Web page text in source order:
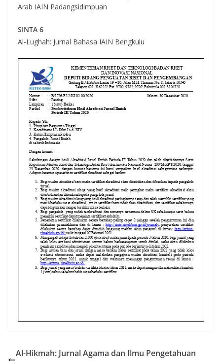
Arab IAIN Padangsidimpuan
SINTA 6
Al-Lughah: Jurnal Bahasa IAIN Bengkulu
Al-Hikmah: Jurnal Agama dan Ilmu Pengetahuan